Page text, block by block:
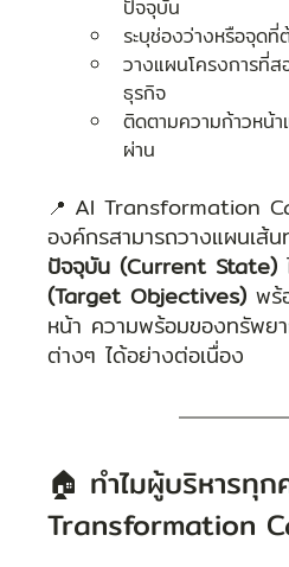
ปัจจุบัน
ระบุช่องว่างหรือจุด
วางแผนโครงการที่
ธุรกิจ
ติดตามความก้าวหน้า
ผ่าน
📍 AI Transformation
องค์กรสามารถวางแผนเส้
ปัจจุบัน (Current State)
(Target Objectives) พร้
หน้า ความพร้อมของทรัพย
ต่างๆ ได้อย่างต่อเนื่อง
🏠 ทำไมผู้บริหารทุ
Transformation